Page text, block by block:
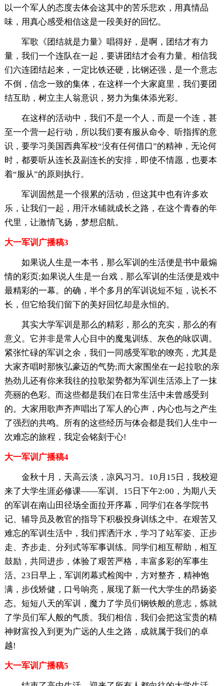
以一个军人的态度去体会这其中的苦乐悲欢，用真情品
味，用真心感受相信这是一段美好的回忆。
军歌《团结就是力量》唱得好，是啊，团结才有力
量，我们一个连队在一起，要讲团结才会有力量。相信我
们六连团结起来，一定比铁还硬，比钢还强，是一个意志
不倒，信念一致的集体，在这样一个大家庭里，我们要团
结互助，树立主人翁意识，努力为集体添光彩。
在这样的活动中，我们不是一个人，而是一个连，甚
至一个营一起行动，所以我们要有服从命令、听指挥的意
识，要学习美国西典军校“没有任何借口”的精神，无论何
时，都要听从连长及副连长的安排，即使不情愿，也要本
着“服从”的原则执行。
军训固然是一个很累的活动，但这其中也有许多欢
乐，让我们一起，用汗水铺就成长之路，在这个青春的年
代里，让激情飞扬，梦想启航。
大一军训广播稿3
如果说人生是一本书，那么军训的生活便是书中最煽
情的彩页;如果说人生是一台戏，那么军训的生活便是戏中
最精彩的一幕。的确，半个多月的军训说短不短，说长不
长，但它给我们留下的美好回忆却是永恒的。
其实大学军训是那么的精彩，那么的充实，那么的有
意义。它并非是常人心目中的魔鬼训练、灰色的咏叹调。
紧张忙碌的军训之余，我们一同感受军歌的嘹亮，尤其是
大家齐唱时那恢弘豪迈的气势;而大家围坐在一起拉歌的亲
热劲儿还有你来我往的拉歌架势都为军训生活添上了一抹
亮丽的色彩。而这些都是我们在日常生活中未曾感受到
的。大家用歌声齐声唱出了军人的心声，内心也与之产生
了强烈的共鸣。所有的这些经历与体会都是我们人生中一
次难忘的旅程，我定会铭刻于心!
大一军训广播稿4
金秋十月，天高云淡，凉风习习。10月15日，我校迎
来了大学生涯必修课——军训。15日下午2:00，为期八天
的军训在南山田径场全面拉开序幕，同学们在各学院书
记、辅导员及教官的指导下积极投身训练之中。在艰苦又
难忘的军训生活中，我们挥洒汗水，学习了站军姿、正步
走、齐步走、分列式等军事训练。同学们相互帮助，相互
鼓励，共同进步，体验了艰苦严格，丰富多彩的军事生
活。23日早上，军训闭幕式检阅中，方对整齐，精神饱
满，步伐矫健，口号响亮，展现了新一代大学生的昂扬姿
态。短短八天的军训，魔力了学员们钢铁般的意志，炼就
了学员们军人般的气质。我们相信，我们会把这宝贵的精
神财富投入到更为广远的人生之路，成就属于我们的卓
越!
大一军训广播稿5